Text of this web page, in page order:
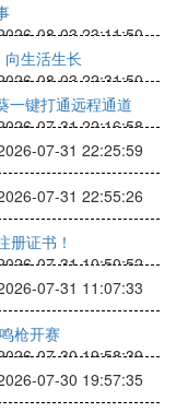
08-03 23:11:50
向生活生长
08-03 22:31:50
一键打通远程通道
07-31 22:16:58
07-31 22:25:59
07-31 22:55:26
册证书！
07-31 10:50:52
07-31 11:07:33
枪开赛
07-30 19:58:39
07-30 19:57:35